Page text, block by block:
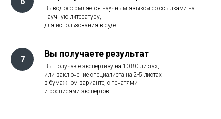
Вывод оформляется научным языком со ссылками на
научную литературу,
для использования в суде.
Вы получаете результат
Вы получаете экспертизу на 10-80 листах,
или заключение специалиста на 2-5 листах
в бумажном варианте, с печатями
и росписями экспертов.